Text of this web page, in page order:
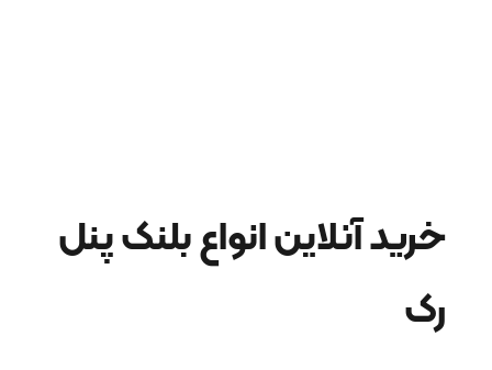
خرید آنلاین انواع بلنک پنل
رک